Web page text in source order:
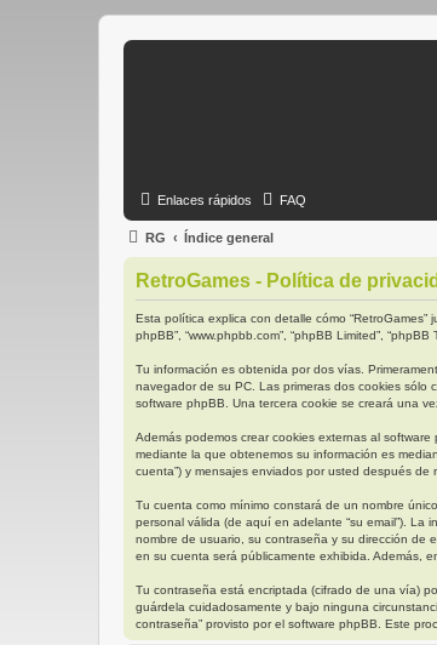
Enlaces rápidos FAQ
RG Índice general
RetroGames - Política de
Esta política explica con detalle cómo “RetroGames”
phpBB”, “www.phpbb.com”, “phpBB Limited”,
Tu información es obtenida por dos vías.
navegador de su PC. Las primeras dos cookies sólo
software phpBB. Una tercera cookie se creará una
Además podemos crear cookies externas al
mediante la que obtenemos su información es
cuenta”) y mensajes enviados por usted después de
Tu cuenta como mínimo constará de un nombre
personal válida (de aquí en adelante “su email”). La
nombre de usuario, su contraseña y su dirección de
en su cuenta será públicamente exhibida. Además,
Tu contraseña está encriptada (cifrado de una vía)
guárdela cuidadosamente y bajo ninguna
contraseña” provisto por el software phpBB. Este